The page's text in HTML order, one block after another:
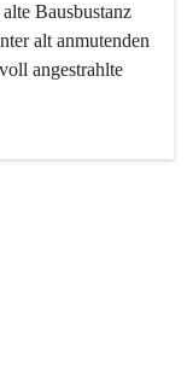
Bausbustanz
alt anmutenden
angestrahlte
ist aber integrativer